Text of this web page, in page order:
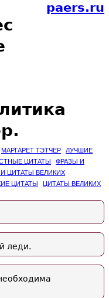
paers.ru
МАРГАРЕТ ТЭТЧЕР
ЛУЧШИЕ
ЦИТАТЫ
ФРАЗЫ И
ЦИТАТЫ ВЕЛИКИХ
ЦИТАТЫ
ЦИТАТЫ ВЕЛИКИХ
леди.